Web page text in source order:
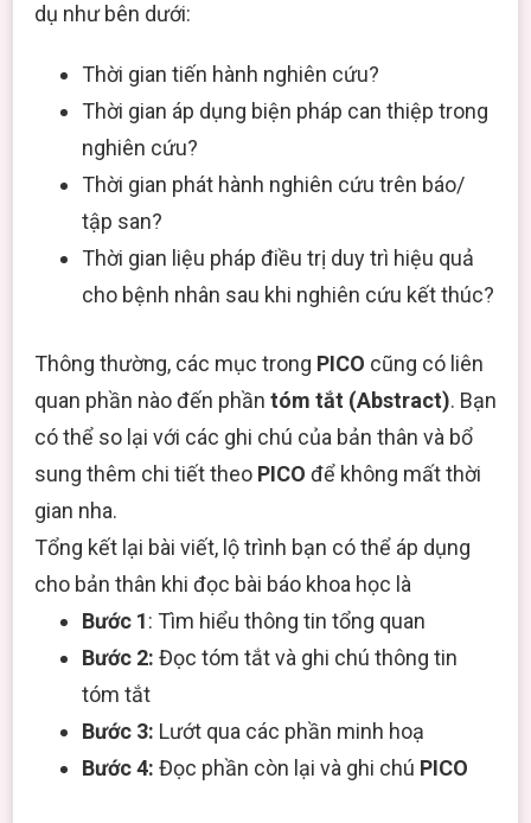
dụ như bên dưới:
Thời gian tiến hành nghiên cứu?
Thời gian áp dụng biện pháp can thiệp trong
nghiên cứu?
Thời gian phát hành nghiên cứu trên báo/
tập san?
Thời gian liệu pháp điều trị duy trì hiệu quả
cho bệnh nhân sau khi nghiên cứu kết thúc?
Thông thường, các mục trong PICO cũng có liên
quan phần nào đến phần tóm tắt (Abstract). Bạn
có thể so lại với các ghi chú của bản thân và bổ
sung thêm chi tiết theo PICO để không mất thời
gian nha.
Tổng kết lại bài viết, lộ trình bạn có thể áp dụng
cho bản thân khi đọc bài báo khoa học là
Bước 1: Tìm hiểu thông tin tổng quan
Bước 2: Đọc tóm tắt và ghi chú thông tin
tóm tắt
Bước 3: Lướt qua các phần minh hoạ
Bước 4: Đọc phần còn lại và ghi chú PICO